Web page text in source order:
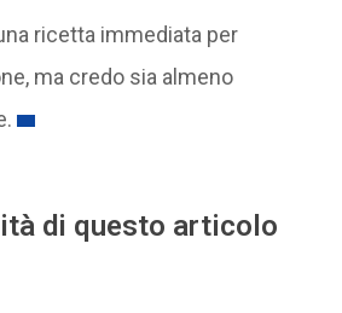
ricetta immediata per
ma credo sia almeno
di questo articolo